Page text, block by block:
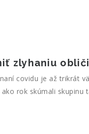
zlyhaniu
covidu je až trikrát
rok skúmali skupinu